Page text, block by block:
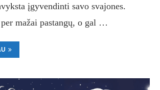
įgyvendinti savo svajones.
mažai pastangų, o gal …